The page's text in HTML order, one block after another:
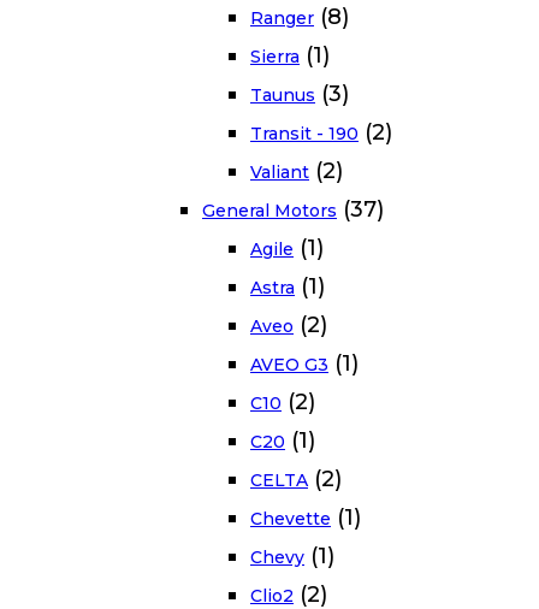
Ranger (8)
Sierra (1)
Taunus (3)
Transit - 190 (2)
Valiant (2)
General Motors (37)
Agile (1)
Astra (1)
Aveo (2)
AVEO G3 (1)
C10 (2)
C20 (1)
CELTA (2)
Chevette (1)
Chevy (1)
Clio2 (2)